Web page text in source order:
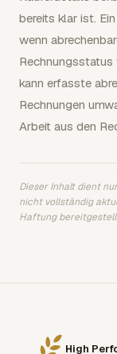
bereits klar ist.
wenn
Rechnungsstatus
kann erfasste
Rechnungen
Arbeit aus den
Dieser Inhalt dient
nicht vollständig
Haftung
High